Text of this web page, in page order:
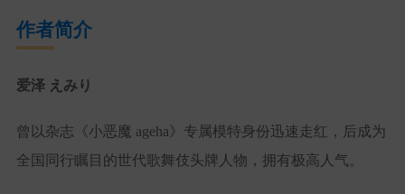
作者简介
爱泽 えみり
曾以杂志《小恶魔 ageha》专属模特身份迅速走红，后成为
全国同行瞩目的世代歌舞伎头牌人物，拥有极高人气。